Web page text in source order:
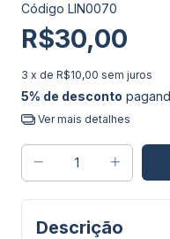
Código LIN0070
R$30,00
3 x de R$10,00 sem juros
5% de desconto
Ver mais detalhes
Descrição